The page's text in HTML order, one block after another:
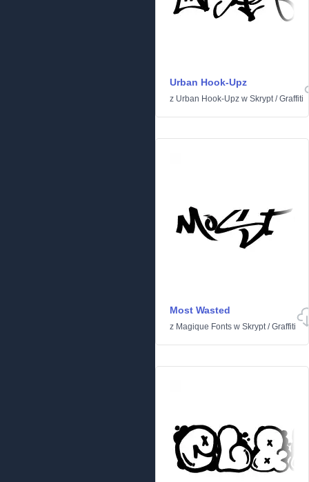
Urban Hook-Upz
z Urban Hook-Upz w Skrypt/Graffiti
Most Wasted
z Magique Fonts w Skrypt/Graffiti